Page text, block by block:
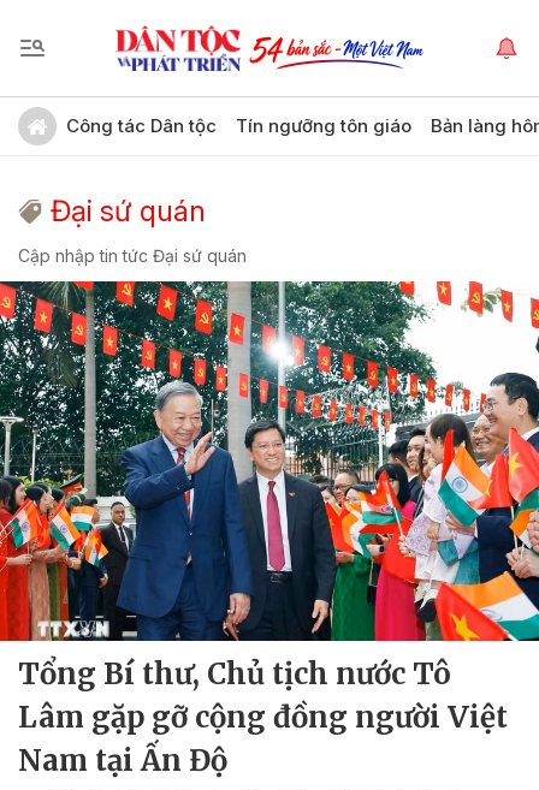
Công tác Dân tộc Tín ngưỡng tôn giáo Bản làng
Đại sứ quán
Cập nhập tin tức Đại sứ quán
Tổng Bí thư, Chủ tịch nước Tô
Lâm gặp gỡ cộng đồng người Việt
Nam tại Ấn Độ